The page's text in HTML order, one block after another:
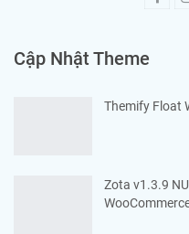
Cập Nhật Theme
Themify Float
Zota v1.3.9